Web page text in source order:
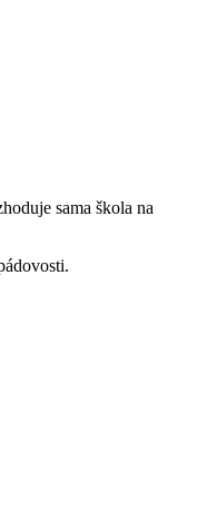
sama škola na